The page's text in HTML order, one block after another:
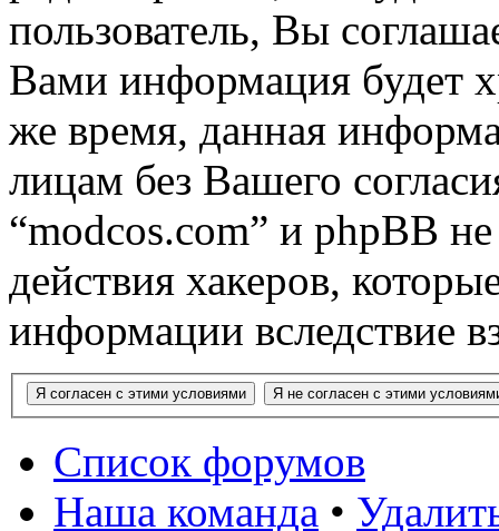
пользователь, Вы
Вами информация будет
же время, данная
лицам без Вашего
“modcos.com” и phpBB не
действия хакеров,
информации вследствие
Список форумов
Наша команда •